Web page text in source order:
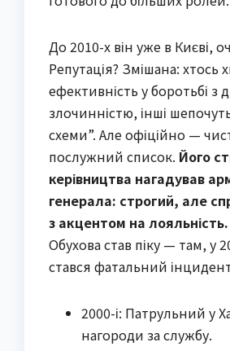
До 2010-х він уже в Києві,
Репутація? Змішана: хтось
ефективність у боротьбі з
злочинністю, інші
схеми”. Але офіційно —
послужний список. Його
керівництва нагадував
генерала: строгий, але
з акцентом на лояльність.
Обухова став піку — там, у
стався фатальний
2000-і: Патрульний у
нагороди за службу.